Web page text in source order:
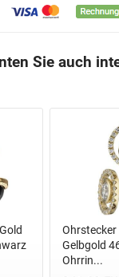
Sie auch
Ohrstecker
Gelbgold
Ohrrin...